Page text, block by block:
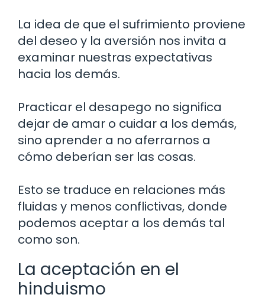
La idea de que el sufrimiento proviene
del deseo y la aversión nos invita a
examinar nuestras expectativas
hacia los demás.
Practicar el desapego no significa
dejar de amar o cuidar a los demás,
sino aprender a no aferrarnos a
cómo deberían ser las cosas.
Esto se traduce en relaciones más
fluidas y menos conflictivas, donde
podemos aceptar a los demás tal
como son.
La aceptación en el
hinduismo